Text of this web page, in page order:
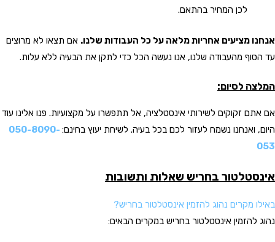
לכן המחיר בהתאם.
אנחנו מציעים אחריות מלאה על כל העבודות שלנו. אם תצאו לא מרוצים
עד הסוף מהעבודה שלנו, אנו נעשה הכל כדי לתקן את הבעיה ללא עלות.
המלצה לסיום:
אם אתם זקוקים לשירותי אינסטלציה, אל תתפשרו על מקצועיות. פנו אלינו עוד
היום, ואנחנו נשמח לעזור לכם בכל בעיה. לשיחת יעוץ בחינם: 050-8090-
053
אינסטלטור בחריש שאלות ותשובות
באילו מקרים נהוג להזמין אינסטלטור בחריש?
נהוג להזמין אינסטלטור בחריש במקרים הבאים: